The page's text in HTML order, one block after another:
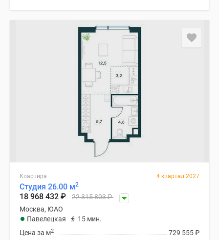
Квартира 4 квартал 2027
Студия 26.00 м2
18 968 432 ₽ 22 315 803₽
Москва, ЮАО
Павелецкая
15 мин.
729 555₽
Цена за м2